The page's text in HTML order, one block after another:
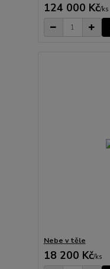
124 000 Kč/ks
Nebe v těle
18 200 Kč/ks